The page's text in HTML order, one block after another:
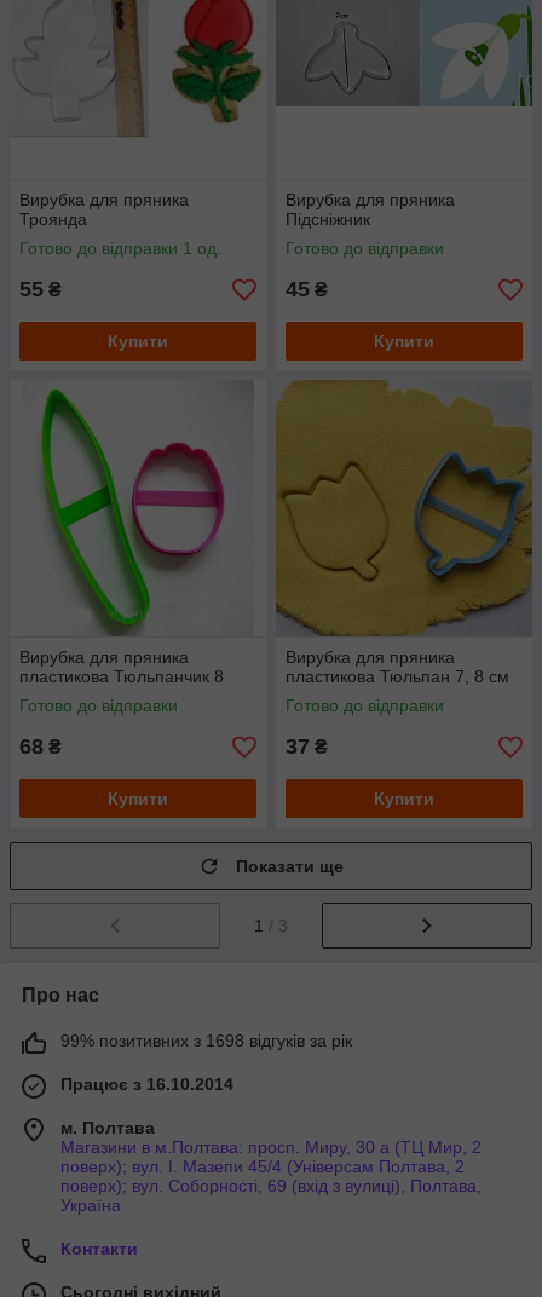
Вирубка для пряника
Троянда
Готово до відправки 1 од.
55 ₴
Купити
Вирубка для пряника
Підсніжник
Готово до відправки
45 ₴
Купити
Вирубка для пряника
пластикова Тюльпанчик 8
Готово до відправки
68 ₴
Купити
Вирубка для пряника
пластикова Тюльпан 7, 8 см
Готово до відправки
37 ₴
Купити
Показати ще
1 / 3
Про нас
99% позитивних з 1698 відгуків за рік
Працює з 16.10.2014
м. Полтава
Магазини в м.Полтава: просп. Миру, 30 а (ТЦ Мир, 2
поверх); вул. І. Мазепи 45/4 (Універсам Полтава, 2
поверх); вул. Соборності, 69 (вхід з вулиці), Полтава,
Україна
Контакти
Сьогодні вихідний